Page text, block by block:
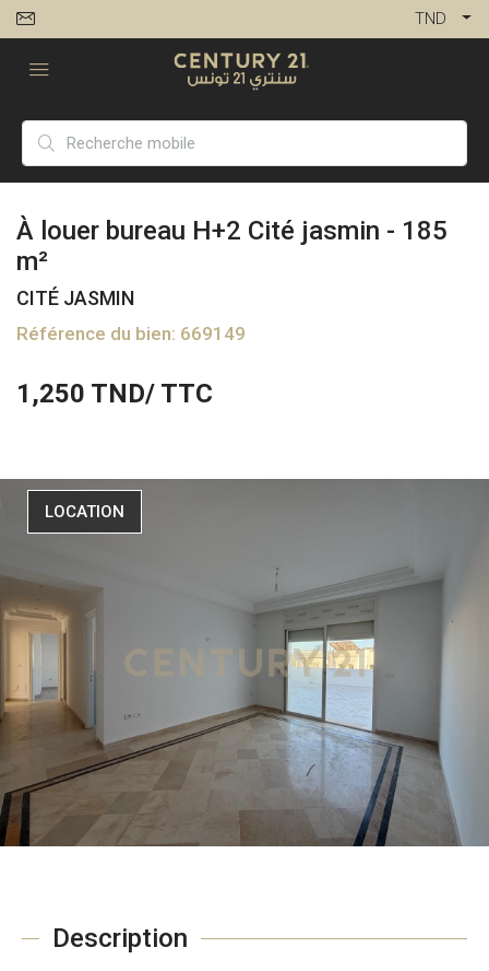
TND
À louer bureau H+2 Cité jasmin - 185
m²
CITÉ JASMIN
Référence du bien: 669149
1,250 TND/ TTC
LOCATION
Description